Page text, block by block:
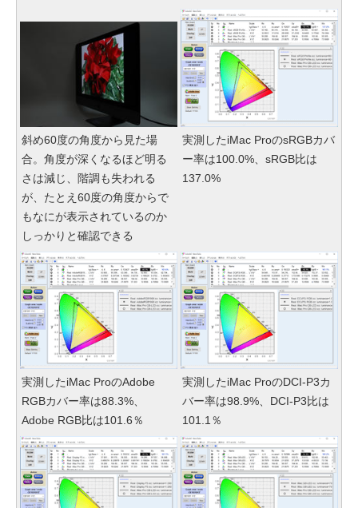
斜め60度の角度から見た場
合。角度が深くなるほど明る
さは減じ、階調も失われる
が、たとえ60度の角度からで
もなにが表示されているのか
しっかりと確認できる
実測したiMac ProのsRGBカバ
ー率は100.0%、sRGB比は
137.0%
実測したiMac ProのAdobe
RGBカバー率は88.3%、
Adobe RGB比は101.6％
実測したiMac ProのDCI-P3カ
バー率は98.9%、DCI-P3比は
101.1％